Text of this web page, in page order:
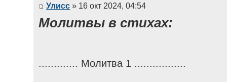
Улисс » 16 окт 2024, 04:54
Молитвы в стихах:
............. Молитва 1 .................